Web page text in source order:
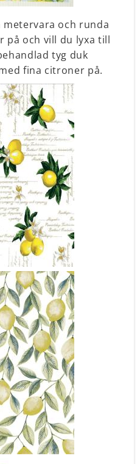
metervara och runda
på och vill du lyxa till
tyg duk
fina citroner på.